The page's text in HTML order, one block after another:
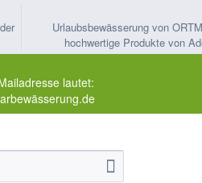
Urlaubsbewässerung von
hochwertige Produkte von
lautet: